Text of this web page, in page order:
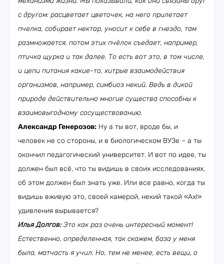
с другом: расцветает цветочек, на него прилетает
пчелка, собирает нектар, уносит к себе в гнездо, там
размножается, потом этих пчёлок съедает, например,
птичка щурка и так далее. То есть вот это, в том числе,
и цепи питания какие-то, хитрые взаимодействия
организмов, например, симбиоз некий. Ведь в дикой
природе действительно многие существа способны к
взаимовыгодному сосуществованию.
Александр Генерозов: Ну а ты вот, вроде бы, и
человек не со стороны, и в биологическом ВУЗе – а ты
окончил педагогический университет. И вот по идее, ты
должен был всё, что ты видишь в своих исследованиях,
об этом должен был знать уже. Или все равно, когда ты
видишь вживую это, своей камерой, некий такой «Ах!»
удивления вырывается?
Илья Долгов:Это как раз очень интересный момент!
Естественно, определенная, так скажем, база у меня
была, матчасть я учил. Но, тем не менее, есть вещи, о